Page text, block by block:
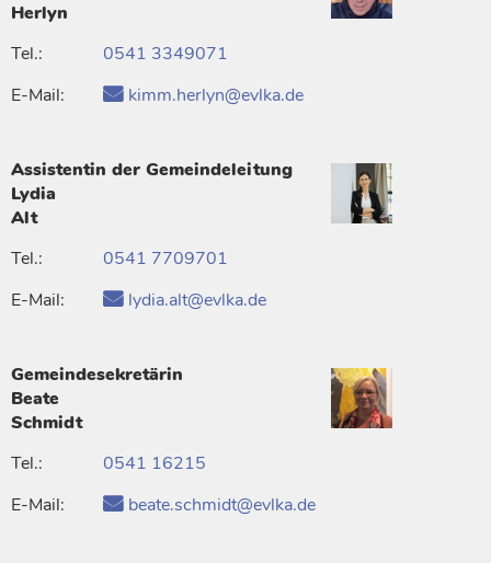
Herlyn
Tel.:
0541 3349071
E-Mail:
kimm.herlyn@evlka.de
Assistentin der Gemeindeleitung
Lydia
Alt
Tel.:
0541 7709701
E-Mail:
lydia.alt@evlka.de
Gemeindesekretärin
Beate
Schmidt
Tel.:
0541 16215
E-Mail:
beate.schmidt@evlka.de